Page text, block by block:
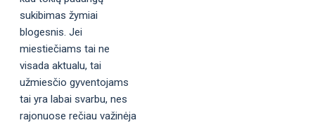
sukibimas žymiai
blogesnis. Jei
miestiečiams tai ne
visada aktualu, tai
užmiesčio gyventojams
tai yra labai svarbu, nes
rajonuose rečiau važinėja